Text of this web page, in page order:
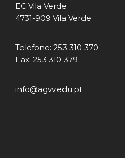
EC Vila Verde
4731-909 Vila Verde
Telefone: 253 310 370
Fax: 253 310 379
info@agvv.edu.pt